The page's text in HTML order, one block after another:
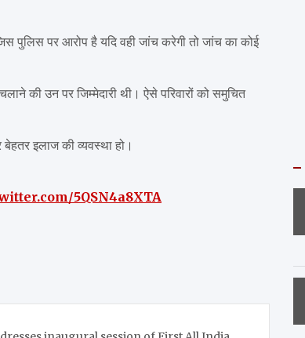
पुलिस पर आरोप है यदि वही जांच करेगी तो जांच का कोई
की उन पर जिम्मेदारी थी। ऐसे परिवारों को समुचित
इलाज की व्यवस्था हो।
5QSN4a8XTA